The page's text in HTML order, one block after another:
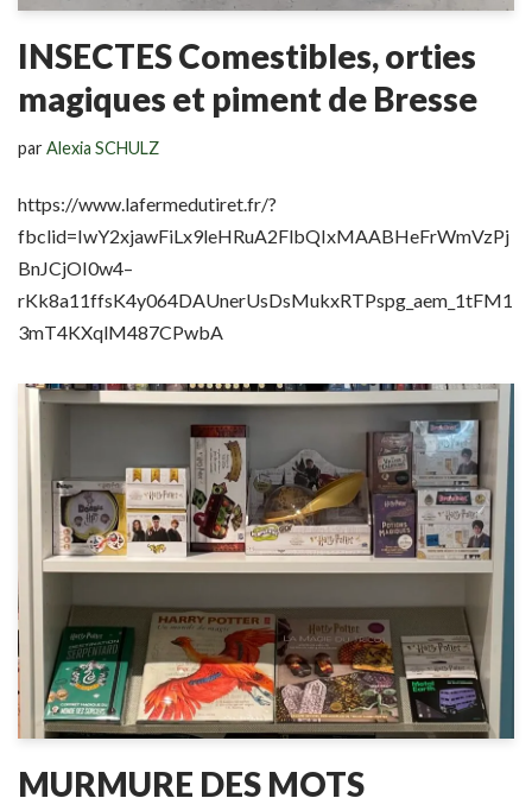
INSECTES Comestibles, orties
magiques et piment de Bresse
parAlexia SCHULZ
https://www.lafermedutiret.fr/?
fbclid=IwY2xjawFiLx9leHRuA2FlbQIxMAABHeFrWmVzPj
BnJCjOI0w4–
rKk8a11ffsK4y064DAUnerUsDsMukxRTPspg_aem_1tFM1
3mT4KXqlM487CPwbA
MURMURE DES MOTS